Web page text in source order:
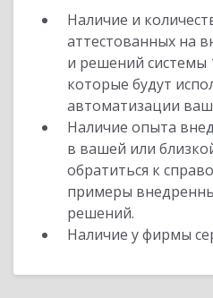
Наличие и
аттестованных на
и решений системы
которые будут
автоматизации
Наличие опыта
в вашей или
обратиться к
примеры
решений.
Наличие у фирмы